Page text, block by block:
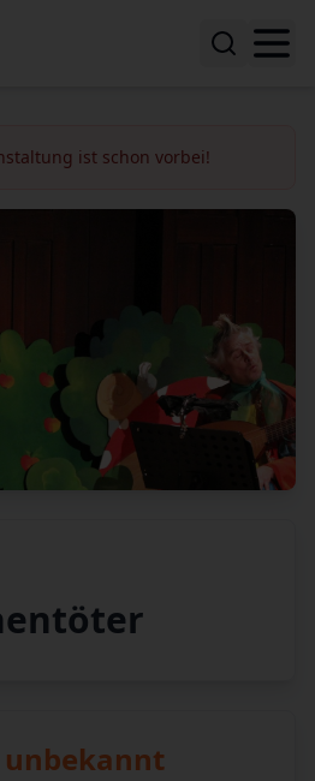
ist schon vorbei!
unbekannt